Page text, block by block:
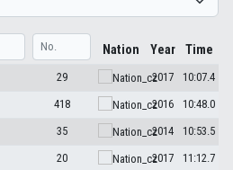
Nation Year Time
29 2017
10:07.4
418 2016
10:48.0
35 2014
10:53.5
20 2017
11:12.7